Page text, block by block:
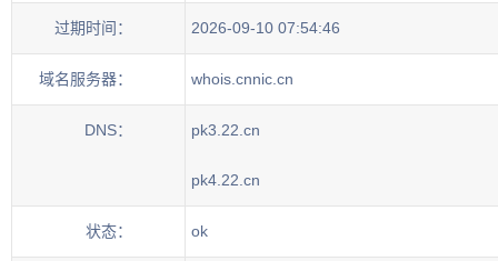
过期时间： 2026-09-10 07:54:46
域名服务器： whois.cnnic.cn
DNS： pk3.22.cn
pk4.22.cn
状态： ok